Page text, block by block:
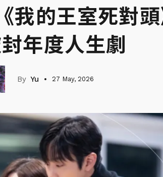
的王室死對頭
年度人生劇
Yu 27 May, 2026